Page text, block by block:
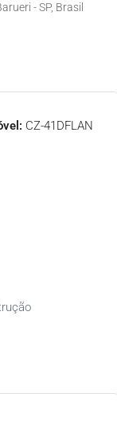
- SP, Brasil
CZ-41DFLAN